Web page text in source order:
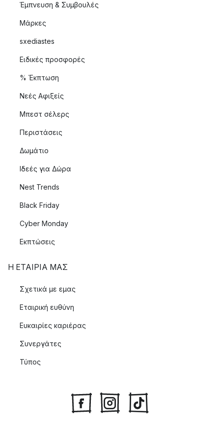
Έμπνευση & Συμβουλές
Μάρκες
sxediastes
Ειδικές προσφορές
% Έκπτωση
Νεές Αφιξείς
Μπεστ σέλερς
Περιστάσεις
Δωμάτιο
Ιδεές για Δώρα
Nest Trends
Black Friday
Cyber Monday
Εκπτώσεις
Η ΕΤΑΊΡΙΑ ΜΑΣ
Σχετικά με εμας
Εταιρική ευθύνη
Ευκαιρίες καριέρας
Συνεργάτες
Τύπος